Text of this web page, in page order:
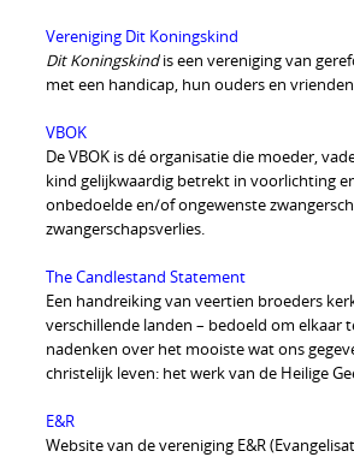
Vereniging Dit Koningskind
Dit Koningskindis een vereniging van
met een handicap, hun ouders en
VBOK
De VBOK is dé organisatie die moeder,
kind gelijkwaardig betrekt in voorlichting
onbedoelde en/of ongewenste
zwangerschapsverlies.
The Candlestand Statement
Een handreiking van veertien broeders
verschillende landen – bedoeld om elkaar
nadenken over het mooiste wat ons
christelijk leven: het werk van de Heilige
E&R
Website van de vereniging E&R